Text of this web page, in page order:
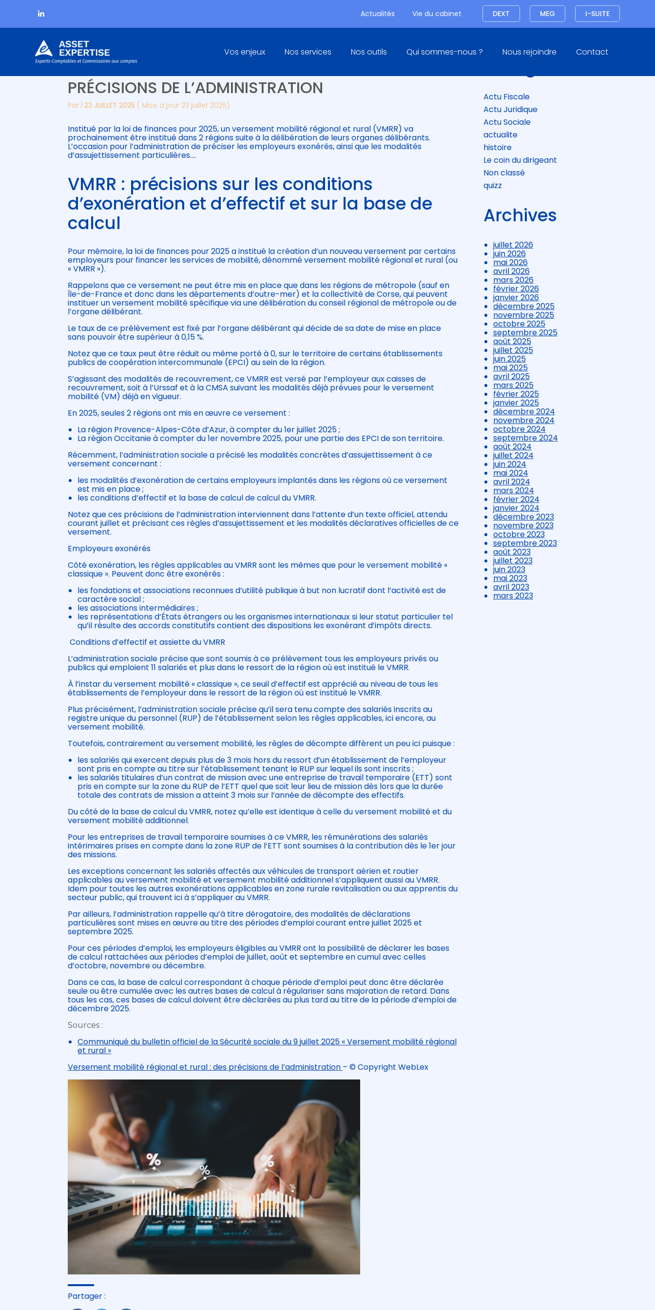
Actualités Vie du cabinet Connexion I-SUITE
MEG
DEXT
Aller
au
Principal
Vos enjeux Nos services Nos outils Qui sommes-nous ? Nous rejoindre Contact
VERSEMENT MOBILITÉ RÉGIONAL ET RURAL : DES
PRÉCISIONS DE L’ADMINISTRATION
Par |23 JUILLET 2025 ( Mise à jour 23 juillet 2025)
Institué par la loi de finances pour 2025, un versement mobilité régional et rural (VMRR) va
prochainement être institué dans 2 régions suite à la délibération de leurs organes délibérants.
L’occasion pour l’administration de préciser les employeurs exonérés, ainsi que les modalités
d’assujettissement particulières….
VMRR : précisions sur les conditions
d’exonération et d’effectif et sur la base de
calcul
Pour mémoire, la loi de finances pour 2025 a institué la création d’un nouveau versement par certains
employeurs pour financer les services de mobilité, dénommé versement mobilité régional et rural (ou
« VMRR »).
Rappelons que ce versement ne peut être mis en place que dans les régions de métropole (sauf en
Île-de-France et donc dans les départements d’outre-mer) et la collectivité de Corse, qui peuvent
instituer un versement mobilité spécifique via une délibération du conseil régional de métropole ou de
l’organe délibérant.
Le taux de ce prélèvement est fixé par l’organe délibérant qui décide de sa date de mise en place
sans pouvoir être supérieur à 0,15 %.
Notez que ce taux peut être réduit ou même porté à 0, sur le territoire de certains établissements
publics de coopération intercommunale (EPCI) au sein de la région.
S’agissant des modalités de recouvrement, ce VMRR est versé par l’employeur aux caisses de
recouvrement, soit à l’Urssaf et à la CMSA suivant les modalités déjà prévues pour le versement
mobilité (VM) déjà en vigueur.
En 2025, seules 2 régions ont mis en œuvre ce versement :
La région Provence-Alpes-Côte d’Azur, à compter du 1er juillet 2025 ;
La région Occitanie à compter du 1er novembre 2025, pour une partie des EPCI de son territoire.
Récemment, l’administration sociale a précisé les modalités concrètes d’assujettissement à ce
versement concernant :
les modalités d’exonération de certains employeurs implantés dans les régions où ce versement
est mis en place ;
les conditions d’effectif et la base de calcul de calcul du VMRR.
Notez que ces précisions de l’administration interviennent dans l’attente d’un texte officiel, attendu
courant juillet et précisant ces règles d’assujettissement et les modalités déclaratives officielles de ce
versement.
Employeurs exonérés
Côté exonération, les règles applicables au VMRR sont les mêmes que pour le versement mobilité «
classique ». Peuvent donc être exonérés :
les fondations et associations reconnues d’utilité publique à but non lucratif dont l’activité est de
caractère social ;
les associations intermédiaires ;
les représentations d’États étrangers ou les organismes internationaux si leur statut particulier tel
qu’il résulte des accords constitutifs contient des dispositions les exonérant d’impôts directs.
Conditions d’effectif et assiette du VMRR
L’administration sociale précise que sont soumis à ce prélèvement tous les employeurs privés ou
publics qui emploient 11 salariés et plus dans le ressort de la région où est institué le VMRR.
À l’instar du versement mobilité « classique », ce seuil d’effectif est apprécié au niveau de tous les
établissements de l’employeur dans le ressort de la région où est institué le VMRR.
Plus précisément, l’administration sociale précise qu’il sera tenu compte des salariés inscrits au
registre unique du personnel (RUP) de l’établissement selon les règles applicables, ici encore, au
versement mobilité.
Toutefois, contrairement au versement mobilité, les règles de décompte diffèrent un peu ici puisque :
les salariés qui exercent depuis plus de 3 mois hors du ressort d’un établissement de l’employeur
sont pris en compte au titre sur l’établissement tenant le RUP sur lequel ils sont inscrits ;
les salariés titulaires d’un contrat de mission avec une entreprise de travail temporaire (ETT) sont
pris en compte sur la zone du RUP de l’ETT quel que soit leur lieu de mission dès lors que la durée
totale des contrats de mission a atteint 3 mois sur l’année de décompte des effectifs.
Du côté de la base de calcul du VMRR, notez qu’elle est identique à celle du versement mobilité et du
versement mobilité additionnel.
Pour les entreprises de travail temporaire soumises à ce VMRR, les rémunérations des salariés
intérimaires prises en compte dans la zone RUP de l’ETT sont soumises à la contribution dès le 1er jour
des missions.
Les exceptions concernant les salariés affectés aux véhicules de transport aérien et routier
applicables au versement mobilité et versement mobilité additionnel s’appliquent aussi au VMRR.
Idem pour toutes les autres exonérations applicables en zone rurale revitalisation ou aux apprentis du
secteur public, qui trouvent ici à s’appliquer au VMRR.
Par ailleurs, l’administration rappelle qu’à titre dérogatoire, des modalités de déclarations
particulières sont mises en œuvre au titre des périodes d’emploi courant entre juillet 2025 et
septembre 2025.
Pour ces périodes d’emploi, les employeurs éligibles au VMRR ont la possibilité de déclarer les bases
de calcul rattachées aux périodes d’emploi de juillet, août et septembre en cumul avec celles
d’octobre, novembre ou décembre.
Dans ce cas, la base de calcul correspondant à chaque période d’emploi peut donc être déclarée
seule ou être cumulée avec les autres bases de calcul à régulariser sans majoration de retard. Dans
tous les cas, ces bases de calcul doivent être déclarées au plus tard au titre de la période d’emploi de
décembre 2025.
Sources :
Communiqué du bulletin officiel de la Sécurité sociale du 9 juillet 2025 « Versement mobilité régional
et rural »
Versement mobilité régional et rural : des précisions de l’administration – © Copyright WebLex
Partager :
Blog
Actu Fiscale
Actu Juridique
Actu Sociale
actualite
histoire
Le coin du dirigeant
Non classé
quizz
Archives
juillet 2026
juin 2026
mai 2026
avril 2026
mars 2026
février 2026
janvier 2026
décembre 2025
novembre 2025
octobre 2025
septembre 2025
août 2025
juillet 2025
juin 2025
mai 2025
avril 2025
mars 2025
février 2025
janvier 2025
décembre 2024
novembre 2024
octobre 2024
septembre 2024
août 2024
juillet 2024
juin 2024
mai 2024
avril 2024
mars 2024
février 2024
janvier 2024
décembre 2023
novembre 2023
octobre 2023
septembre 2023
août 2023
juillet 2023
juin 2023
mai 2023
avril 2023
mars 2023